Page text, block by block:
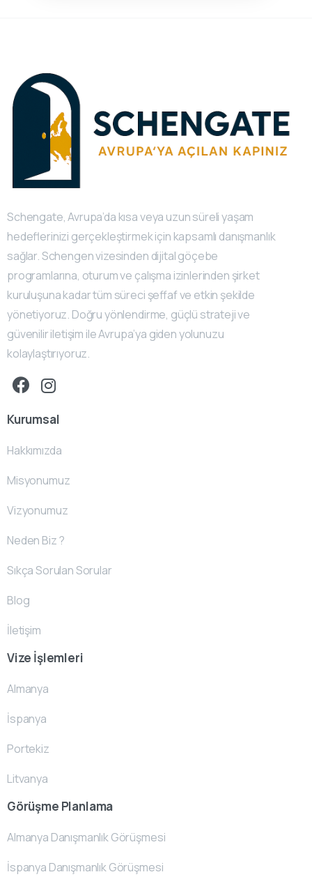
Schengate, Avrupa’da kısa veya uzun süreli yaşam
hedeflerinizi gerçekleştirmek için kapsamlı danışmanlık
sağlar. Schengen vizesinden dijital göçebe
programlarına, oturum ve çalışma izinlerinden şirket
kuruluşuna kadar tüm süreci şeffaf ve etkin şekilde
yönetiyoruz. Doğru yönlendirme, güçlü strateji ve
güvenilir iletişim ile Avrupa’ya giden yolunuzu
kolaylaştırıyoruz.
Kurumsal
Hakkımızda
Misyonumuz
Vizyonumuz
Neden Biz ?
Sıkça Sorulan Sorular
Blog
İletişim
Vize İşlemleri
Almanya
İspanya
Portekiz
Litvanya
Görüşme Planlama
Almanya Danışmanlık Görüşmesi
İspanya Danışmanlık Görüşmesi